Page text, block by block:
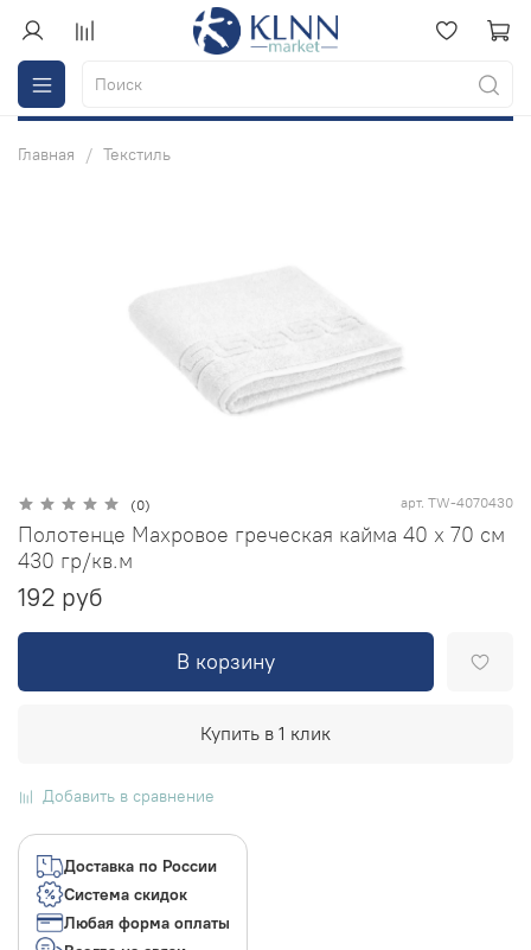
Главная Текстиль
(0) арт. TW-4070430
Полотенце Махровое греческая кайма 40 х 70 см
430 гр/кв.м
192 руб
В корзину
Купить в 1 клик
Добавить в сравнение
Доставка по России
Система скидок
Любая форма оплаты